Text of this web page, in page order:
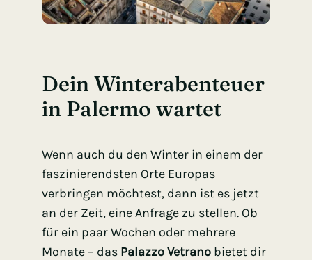
Dein Winterabenteuer
in Palermo wartet
Wenn auch du den Winter in einem der
faszinierendsten Orte Europas
verbringen möchtest, dann ist es jetzt
an der Zeit, eine Anfrage zu stellen. Ob
für ein paar Wochen oder mehrere
Monate – das Palazzo Vetrano bietet dir